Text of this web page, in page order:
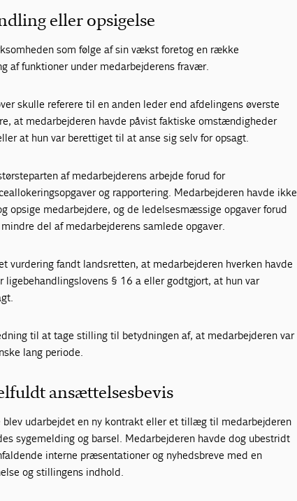
eller opsigelse
som følge af sin vækst foretog en række
af funktioner under medarbejderens fravær.
skulle referere til en anden leder end afdelingens øverste
at medarbejderen havde påvist faktiske omstændigheder
at hun var berettiget til at anse sig selv for opsagt.
af medarbejderens arbejde forud for
og rapportering. Medarbejderen havde ikke
opsige medarbejdere, og de ledelsesmæssige opgaver forud
del af medarbejderens samlede opgaver.
vurdering fandt landsretten, at medarbejderen hverken havde
§ 16 a eller godtgjort, at hun var
til at tage stilling til betydningen af, at medarbejderen var
lang periode.
ansættelsesbevis
udarbejdet en ny kontrakt eller et tillæg til medarbejderen
sygemelding og barsel. Medarbejderen havde dog ubestridt
interne præsentationer og nyhedsbreve med en
og stillingens indhold.